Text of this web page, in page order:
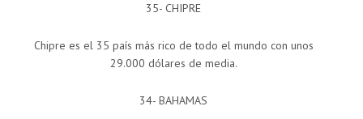
35- CHIPRE
Chipre es el 35 país más rico de todo el mundo con unos
29.000 dólares de media.
34- BAHAMAS